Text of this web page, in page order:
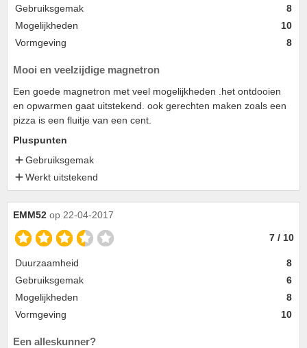
Gebruiksgemak
8
Mogelijkheden
10
Vormgeving
8
Mooi en veelzijdige magnetron
Een goede magnetron met veel mogelijkheden .het ontdooien
en opwarmen gaat uitstekend. ook gerechten maken zoals een
pizza is een fluitje van een cent.
Pluspunten
Gebruiksgemak
Werkt uitstekend
EMM52 op 22-04-2017
7 / 10
Duurzaamheid
8
Gebruiksgemak
6
Mogelijkheden
8
Vormgeving
10
Een alleskunner?